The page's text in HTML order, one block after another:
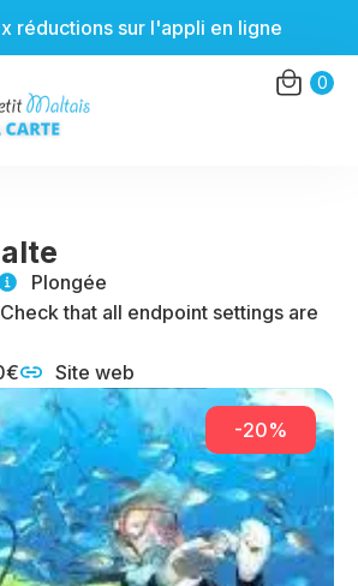
réductions sur l'appli en ligne
0
Plongée
that all endpoint settings are
Site web
-20%